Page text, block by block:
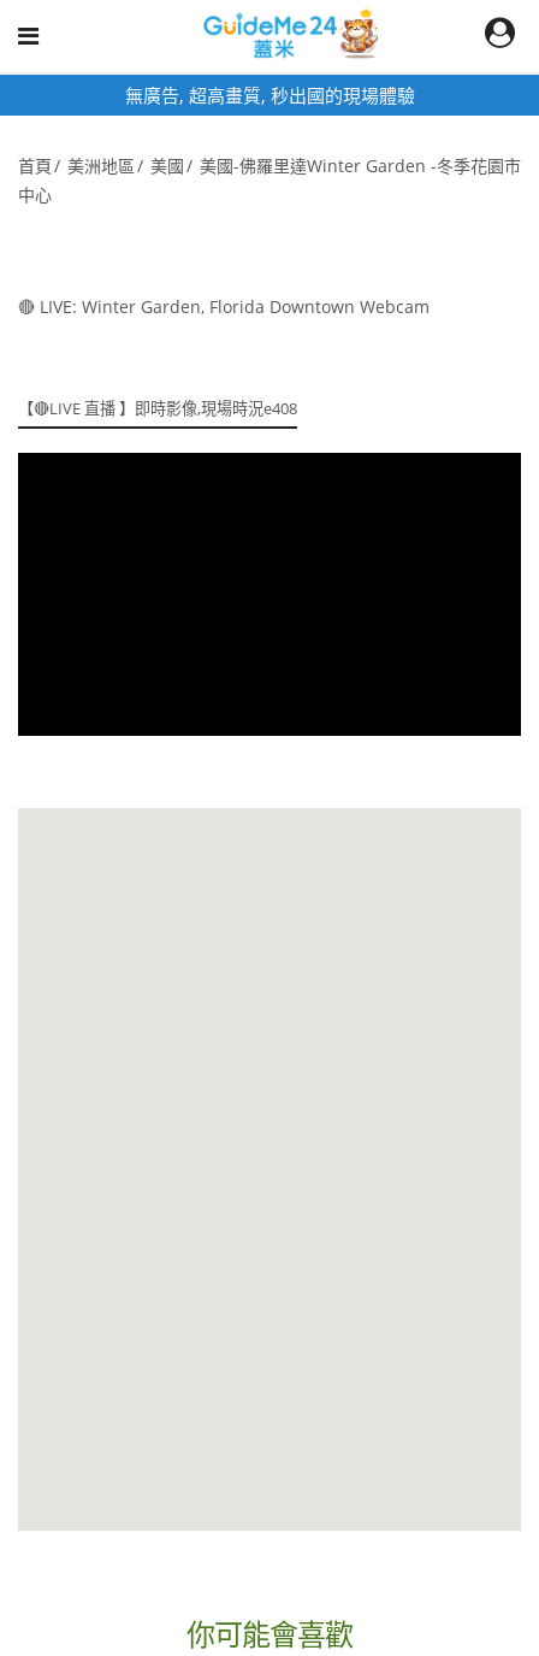
無廣告, 超高畫質, 秒出國的現場體驗
首頁 美洲地區 美國
美國-佛羅里達Winter Garden -冬季花園市
中心
🔴 LIVE: Winter Garden, Florida Downtown Webcam
【🔴LIVE 直播 】即時影像,現場時況e408
你可能會喜歡